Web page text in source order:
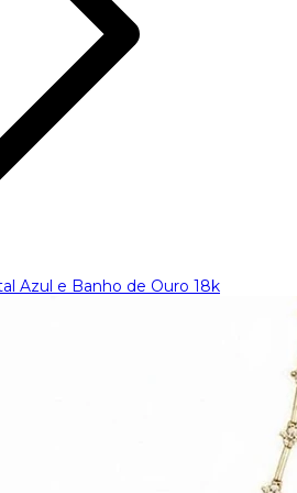
Azul e Banho de Ouro 18k